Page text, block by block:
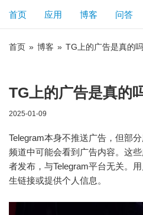
首页 应用 博客 问答
首页 » 博客 » TG上的广告是真的
TG上的广告是真的
2025-01-09
Telegram本身不推送广告，但部
频道中可能会看到广告内容。这
者发布，与Telegram平台无关。
生链接或提供个人信息。